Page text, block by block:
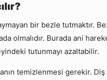
bir bezle
olmalıdır. Burada ani
tutunmayı azaltabilir.
temizlenmesi gerekir.